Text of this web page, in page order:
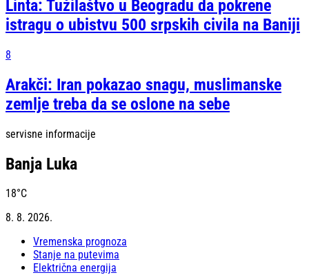
Linta: Tužilaštvo u Beogradu da pokrene
istragu o ubistvu 500 srpskih civila na Baniji
8
Arakči: Iran pokazao snagu, muslimanske
zemlje treba da se oslone na sebe
servisne informacije
Banja Luka
18°C
8. 8. 2026.
Vremenska prognoza
Stanje na putevima
Električna energija